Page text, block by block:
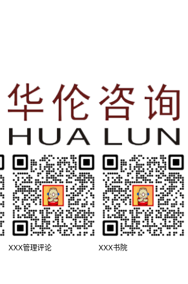
XXX管理评论
XXX书院